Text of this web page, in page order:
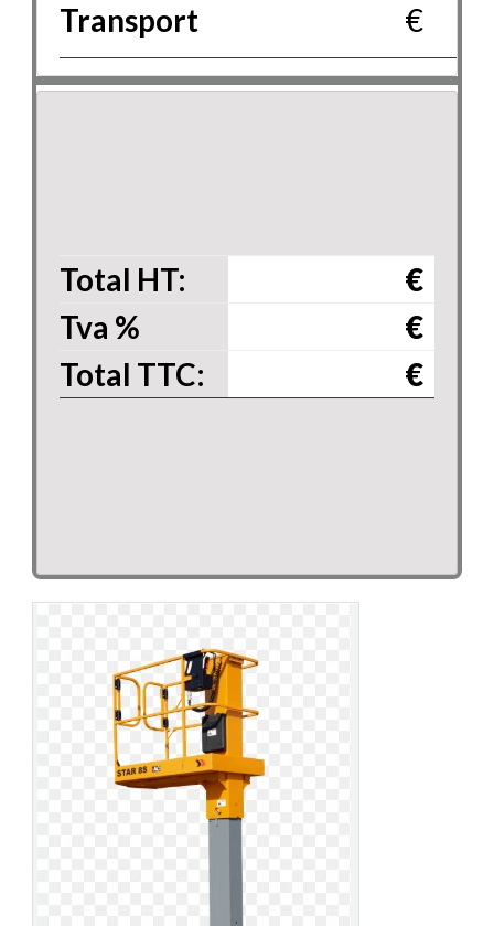
Transport €
Total HT:
€
Tva %
€
Total TTC:
€